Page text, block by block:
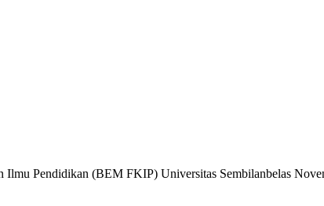
Ilmu Pendidikan (BEM FKIP) Universitas Sembilanbelas